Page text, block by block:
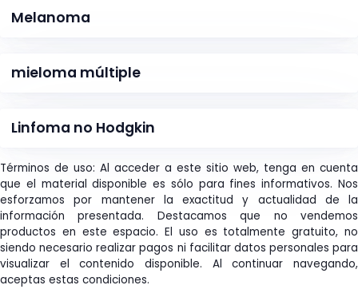
Melanoma
mieloma múltiple
Linfoma no Hodgkin
Términos de uso: Al acceder a este sitio web, tenga en cuenta
que el material disponible es sólo para fines informativos. Nos
esforzamos por mantener la exactitud y actualidad de la
información presentada. Destacamos que no vendemos
productos en este espacio. El uso es totalmente gratuito, no
siendo necesario realizar pagos ni facilitar datos personales para
visualizar el contenido disponible. Al continuar navegando,
aceptas estas condiciones.